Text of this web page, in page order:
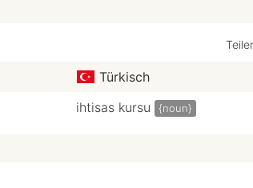
Türkisch
ihtisas kursu {noun}